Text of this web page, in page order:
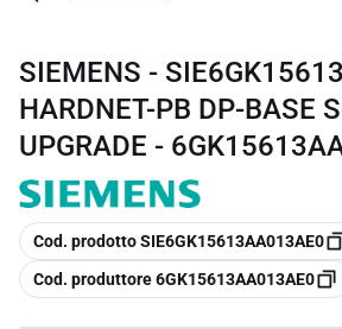
SIEMENS -
HARDNET-PB DP-BASE
UPGRADE -
copia
Cod. prodotto SIE6GK15613AA013AE0
copia
Cod. produttore 6GK15613AA013AE0